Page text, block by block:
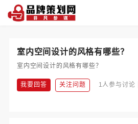
室内空间设计的风格有哪些？
室内空间设计的风格有哪些？
我要回答 关注问题 1人参与讨论